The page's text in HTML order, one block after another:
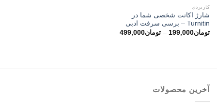
کاربردی
شارژ اکانت شخصی شما در
Turnitin – برسی سرقت ادبی
تومان199,000
– تومان499,000محدوده
آخرین محصولات